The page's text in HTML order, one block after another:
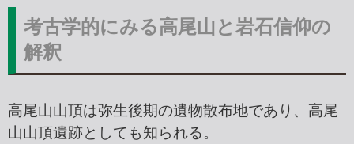
考古学的にみる高尾山と岩石信仰の
解釈
高尾山山頂は弥生後期の遺物散布地であり、高尾
山山頂遺跡としても知られる。